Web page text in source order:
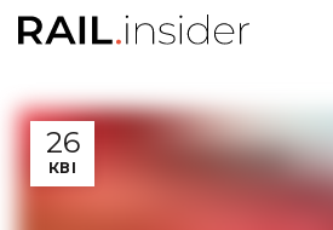
26
КВІ